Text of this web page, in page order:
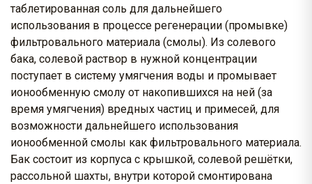
таблетированная соль для дальнейшего
использования в процессе регенерации (промывке)
фильтровального материала (смолы). Из солевого
бака, солевой раствор в нужной концентрации
поступает в систему умягчения воды и промывает
ионообменную смолу от накопившихся на ней (за
время умягчения) вредных частиц и примесей, для
возможности дальнейшего использования
ионообменной смолы как фильтровального материала.
Бак состоит из корпуса с крышкой, солевой решётки,
рассольной шахты, внутри которой смонтирована